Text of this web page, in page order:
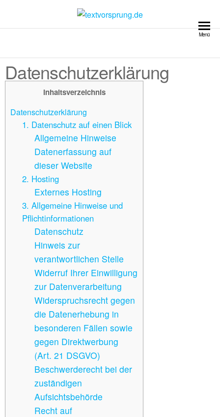
textvorsprung.de Menü
Datenschutzerklärung
Inhaltsverzeichnis
Datenschutzerklärung
1. Datenschutz auf einen Blick
Allgemeine Hinweise
Datenerfassung auf
dieser Website
2. Hosting
Externes Hosting
3. Allgemeine Hinweise und
Pflichtinformationen
Datenschutz
Hinweis zur
verantwortlichen Stelle
Widerruf Ihrer Einwilligung
zur Datenverarbeitung
Widerspruchsrecht gegen
die Datenerhebung in
besonderen Fällen sowie
gegen Direktwerbung
(Art. 21 DSGVO)
Beschwerderecht bei der
zuständigen
Aufsichtsbehörde
Recht auf